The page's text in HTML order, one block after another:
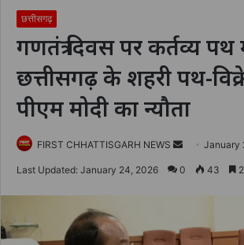
छत्तीसगढ़
गणतंत्र दिवस पर कर्तव्य पथ
छत्तीसगढ़ के शहरी पथ-
पीएम मोदी का न्यौता
FIRST CHHATTISGARH NEWS
SendJanuary
Last Updated: January 24, 2026 0 43